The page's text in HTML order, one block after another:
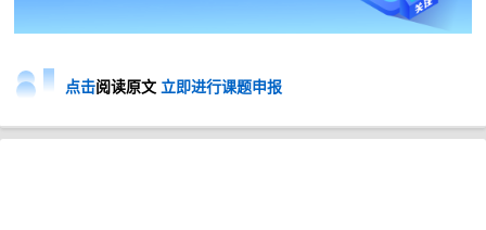
点击阅读原文 立即进行课题申报